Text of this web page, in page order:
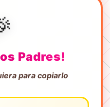
Padres!
para copiarlo